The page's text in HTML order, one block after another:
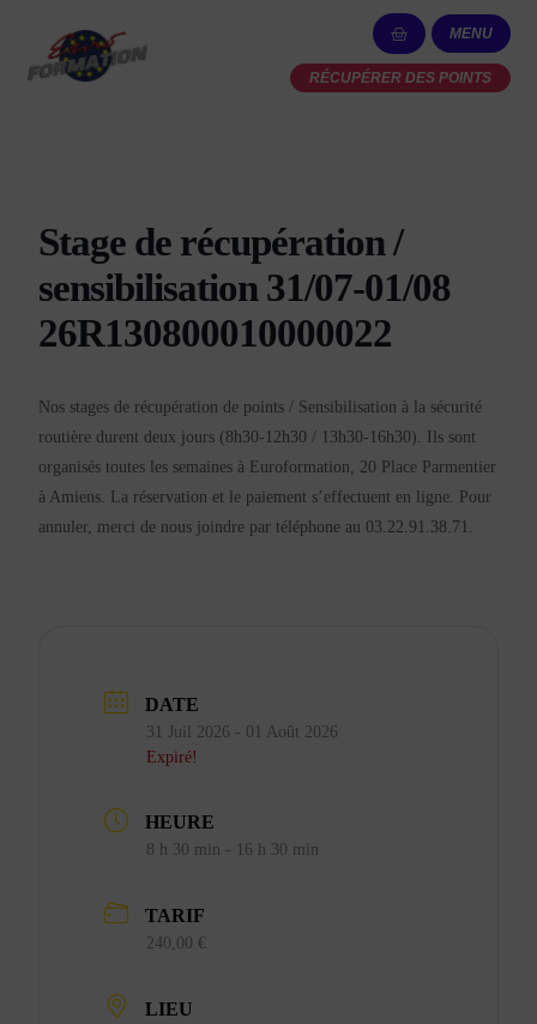
MENU
RÉCUPÉRER DES POINTS
Stage de récupération /
sensibilisation 31/07-01/08
26R130800010000022
Nos stages de récupération de points / Sensibilisation à la sécurité
routière durent deux jours (8h30-12h30 / 13h30-16h30). Ils sont
organisés toutes les semaines à Euroformation, 20 Place Parmentier
à Amiens. La réservation et le paiement s’effectuent en ligne. Pour
annuler, merci de nous joindre par téléphone au 03.22.91.38.71.
DATE
31 Juil 2026 - 01 Août 2026
Expiré!
HEURE
8 h 30 min - 16 h 30 min
TARIF
240,00 €
LIEU